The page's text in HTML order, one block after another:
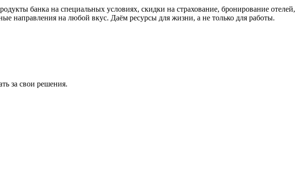
банка на специальных условиях, скидки на страхование, бронирование отелей,
направления на любой вкус. Даём ресурсы для жизни, а не только для работы.
за свои решения.